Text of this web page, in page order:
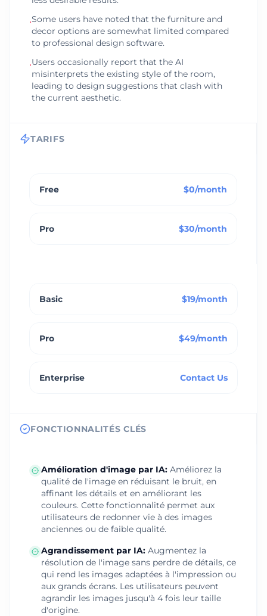
•Some users have noted that the furniture and
decor options are somewhat limited compared
to professional design software.
•Users occasionally report that the AI
misinterprets the existing style of the room,
leading to design suggestions that clash with
the current aesthetic.
TARIFS
Free $0/month
Pro $30/month
Basic $19/month
Pro $49/month
Enterprise Contact Us
FONCTIONNALITÉS CLÉS
Amélioration d'image par IA: Améliorez la
qualité de l'image en réduisant le bruit, en
affinant les détails et en améliorant les
couleurs. Cette fonctionnalité permet aux
utilisateurs de redonner vie à des images
anciennes ou de faible qualité.
Agrandissement par IA: Augmentez la
résolution de l'image sans perdre de détails, ce
qui rend les images adaptées à l'impression ou
aux grands écrans. Les utilisateurs peuvent
agrandir les images jusqu'à 4 fois leur taille
d'origine.